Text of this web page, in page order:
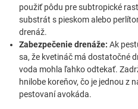
použiť pôdu pre subtropické
substrát s pieskom alebo
drenáž.
Zabezpečenie drenáže: Ak
sa, že kvetináč má dostatočné
voda mohla ľahko odtekať.
hnilobe koreňov, čo je jednou z
pestovaní avokáda.